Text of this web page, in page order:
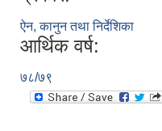
ऐन, कानुन तथा निर्देशिका
आर्थिक वर्ष:
७८/७९